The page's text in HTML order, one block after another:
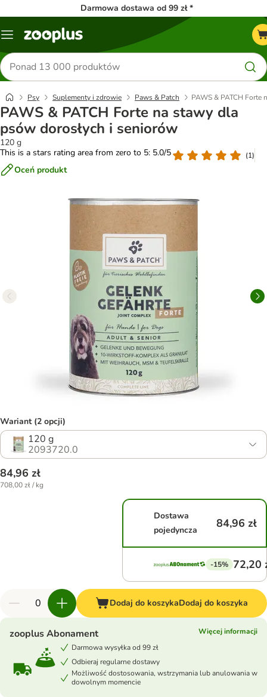
Darmowa dostawa od 99 zł *
Menu
Szukaj
produktów
Psy Suplementy i zdrowie Paws & Patch PAWS & PATCH
PAWS & PATCH Forte na stawy dla
psów dorosłych i seniorów
120 g
This is a stars rating area from zero to 5: 5.0/5
(1)
Oceń produkt
Wariant (2 opcji)
120 g
2093720.0
84,96 zł
708,00 zł / kg
Dostawa
pojedyncza
84,96 zł
-15% 72,20
Dodaj do koszykaDodaj do koszyka
zooplus Abonament
Więcej informacji
Darmowa wysyłka od 99 zł
Odbieraj regularne dostawy
Możliwość dostosowania, wstrzymania lub anulowania w
dowolnym momencie